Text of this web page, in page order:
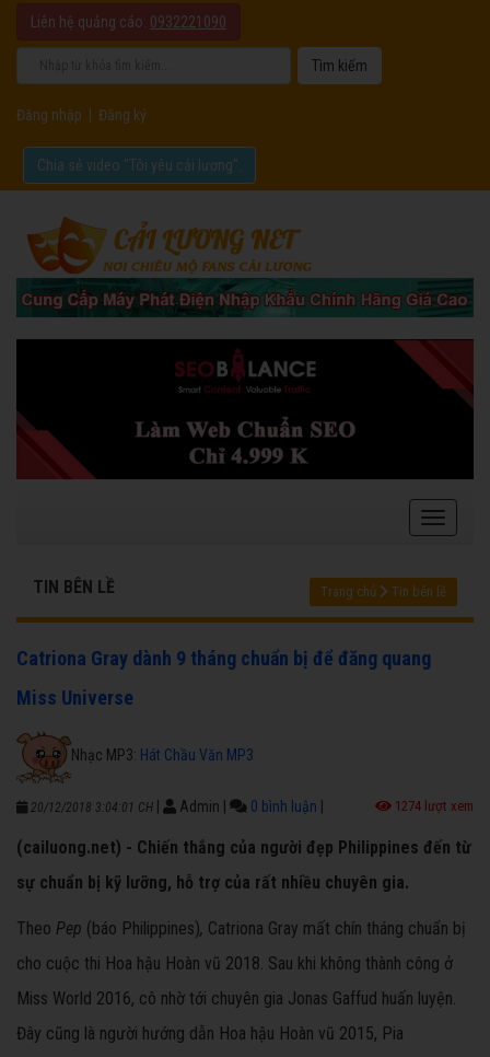
Liên hệ quảng cáo: 0932221090
Đăng nhập Đăng ký
Chia sẻ video "Tôi yêu cải lương".
TIN BÊN LỀ Trang chủ Tin bên lề
Catriona Gray dành 9 tháng chuẩn bị để đăng quang
Miss Universe
Nhạc MP3: Hát Chầu Văn MP3
20/12/2018 3:04:01 CH Admin 0 bình luận 1274 lượt xem
(cailuong.net) - Chiến thắng của người đẹp Philippines đến từ
sự chuẩn bị kỹ lưỡng, hỗ trợ của rất nhiều chuyên gia.
Theo Pep (báo Philippines), Catriona Gray mất chín tháng chuẩn bị
cho cuộc thi Hoa hậu Hoàn vũ 2018. Sau khi không thành công ở
Miss World 2016, cô nhờ tới chuyên gia Jonas Gaffud huấn luyện.
Đây cũng là người hướng dẫn Hoa hậu Hoàn vũ 2015, Pia